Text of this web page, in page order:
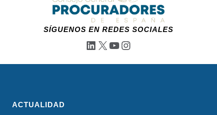
SÍGUENOS EN REDES SOCIALES
LinkedIn
X YouTube
Instagram
ACTUALIDAD